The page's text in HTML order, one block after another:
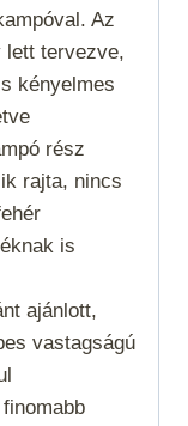
Az
lett tervezve,
kényelmes
rész
rajta, nincs
is
ajánlott,
vastagságú